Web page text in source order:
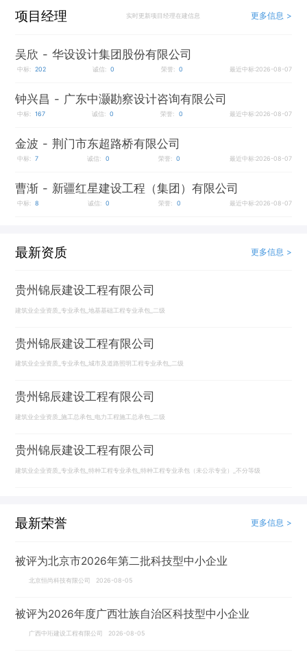
项目经理 实时更新项目经理在建信息 更多信息 >
吴欣 - 华设设计集团股份有限公司
中标: 202 诚信: 0 荣誉: 0 最近中标:2026-08-07
钟兴昌 - 广东中灏勘察设计咨询有限公司
中标: 167 诚信: 0 荣誉: 0 最近中标:2026-08-07
金波 - 荆门市东超路桥有限公司
中标: 7 诚信: 0 荣誉: 0 最近中标:2026-08-07
曹渐 - 新疆红星建设工程（集团）有限公司
中标: 8 诚信: 0 荣誉: 0 最近中标:2026-08-07
最新资质 更多信息 >
贵州锦辰建设工程有限公司
建筑业企业资质_专业承包_地基基础工程专业承包_二级
贵州锦辰建设工程有限公司
建筑业企业资质_专业承包_城市及道路照明工程专业承包_二级
贵州锦辰建设工程有限公司
建筑业企业资质_施工总承包_电力工程施工总承包_二级
贵州锦辰建设工程有限公司
建筑业企业资质_专业承包_特种工程专业承包_特种工程专业承包（未公示专业）_不分等级
最新荣誉 更多信息 >
被评为北京市2026年第二批科技型中小企业
北京恒尚科技有限公司 2026-08-05
被评为2026年度广西壮族自治区科技型中小企业
广西中珩建设工程有限公司 2026-08-05